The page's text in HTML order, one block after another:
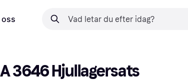
oss
3646 Hjullagersats